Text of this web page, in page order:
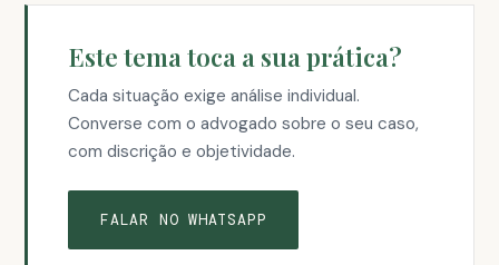
Este tema toca a sua prática?
Cada situação exige análise individual.
Converse com o advogado sobre o seu caso,
com discrição e objetividade.
FALAR NO WHATSAPP